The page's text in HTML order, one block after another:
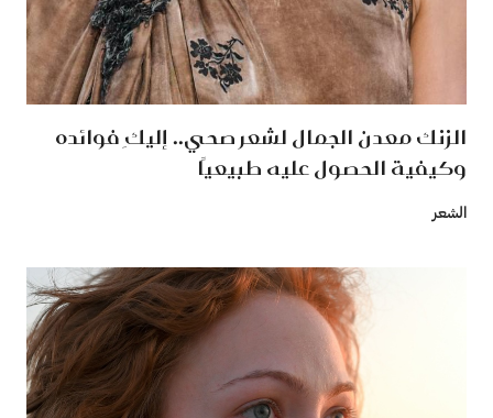
الزنك معدن الجمال لشعر صحي.. إليكِ فوائده
وكيفية الحصول عليه طبيعيًا
الشعر